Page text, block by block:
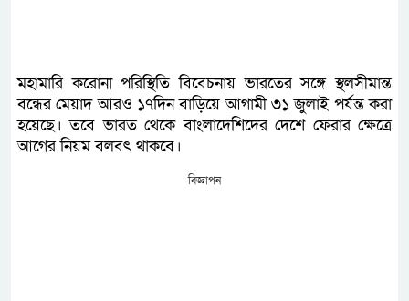
মহামারি করোনা পরিস্থিতি বিবেচনায় ভারতের সঙ্গে স্থলসীমান্ত
বন্ধের মেয়াদ আরও ১৭দিন বাড়িয়ে আগামী ৩১ জুলাই পর্যন্ত করা
হয়েছে। তবে ভারত থেকে বাংলাদেশিদের দেশে ফেরার ক্ষেত্রে
আগের নিয়ম বলবৎ থাকবে।
বিজ্ঞাপন